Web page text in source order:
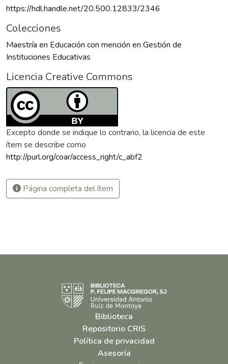
https://hdl.handle.net/20.500.12833/2346
Colecciones
Maestría en Educación con mención en Gestión de
Instituciones Educativas
Licencia Creative Commons
Excepto donde se indique lo contrario, la licencia de este
ítem se describe como
http://purl.org/coar/access_right/c_abf2
Página completa del ítem
Biblioteca
Repositorio CRIS
Política de privacidad
Asesoría